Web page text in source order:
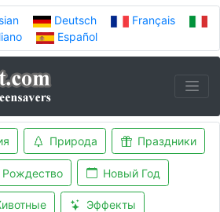
Deutsch
Français
Español
Природа Праздники
Рождество Новый Год
Эффекты